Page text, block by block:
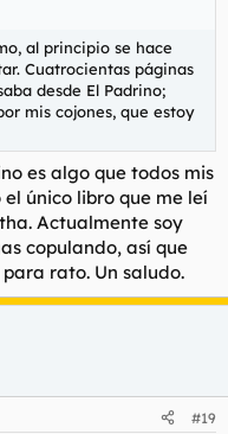
al principio se hace
Cuatrocientas páginas
desde El Padrino;
mis cojones, que estoy
es algo que todos mis
único libro que me leí
Actualmente soy
copulando, así que
rato. Un saludo.
#19